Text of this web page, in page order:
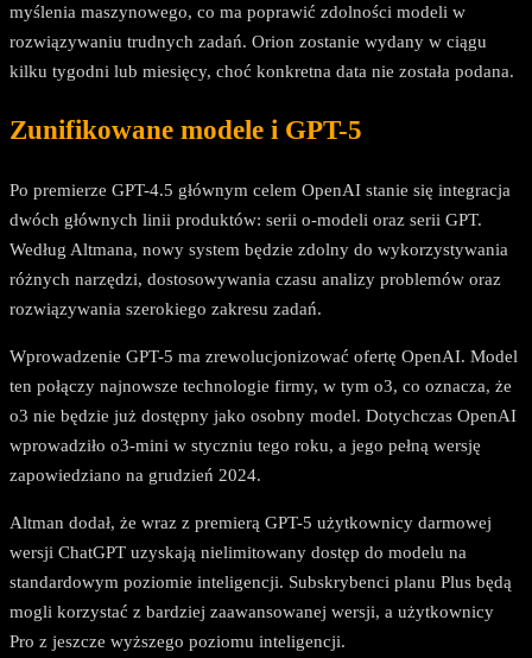
myślenia maszynowego, co ma poprawić zdolności modeli w
rozwiązywaniu trudnych zadań. Orion zostanie wydany w ciągu
kilku tygodni lub miesięcy, choć konkretna data nie została podana.
Zunifikowane modele i GPT-5
Po premierze GPT-4.5 głównym celem OpenAI stanie się integracja
dwóch głównych linii produktów: serii o-modeli oraz serii GPT.
Według Altmana, nowy system będzie zdolny do wykorzystywania
różnych narzędzi, dostosowywania czasu analizy problemów oraz
rozwiązywania szerokiego zakresu zadań.
Wprowadzenie GPT-5 ma zrewolucjonizować ofertę OpenAI. Model
ten połączy najnowsze technologie firmy, w tym o3, co oznacza, że
o3 nie będzie już dostępny jako osobny model. Dotychczas OpenAI
wprowadziło o3-mini w styczniu tego roku, a jego pełną wersję
zapowiedziano na grudzień 2024.
Altman dodał, że wraz z premierą GPT-5 użytkownicy darmowej
wersji ChatGPT uzyskają nielimitowany dostęp do modelu na
standardowym poziomie inteligencji. Subskrybenci planu Plus będą
mogli korzystać z bardziej zaawansowanej wersji, a użytkownicy
Pro z jeszcze wyższego poziomu inteligencji.